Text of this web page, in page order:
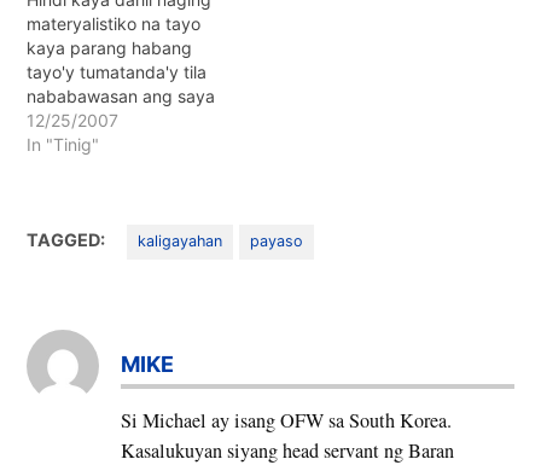
materyalistiko na tayo
kaya parang habang
tayo'y tumatanda'y tila
nababawasan ang saya
ng Pasko, ani Idda Alexa
Therese C. De Jesus.
12/25/2007
In "Tinig"
TAGGED: kaligayahan payaso
MIKE
Si Michael ay isang OFW sa South Korea.
Kasalukuyan siyang head servant ng Baran